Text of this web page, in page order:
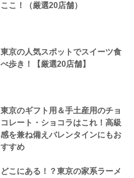
ここ！（厳選20店舗）
東京の人気スポットでスイーツ食
べ歩き！【厳選20店舗】
東京のギフト用＆手土産用のチョ
コレート・ショコラはこれ！高級
感を兼ね備えバレンタインにもお
すすめ
どこにある！？東京の家系ラーメ